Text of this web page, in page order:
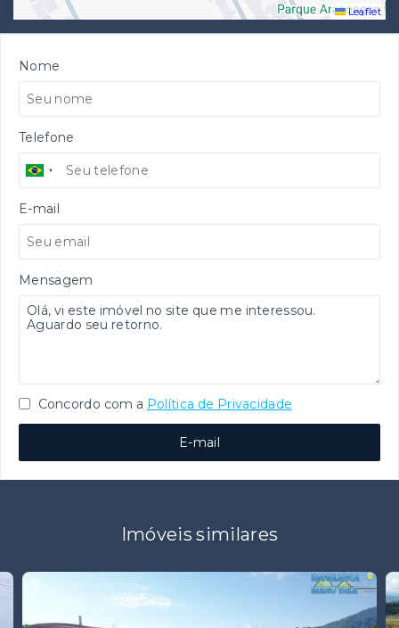
Leaflet
Nome
Telefone
E-mail
Mensagem
Concordo com a Política de Privacidade
E-mail
Imóveis similares